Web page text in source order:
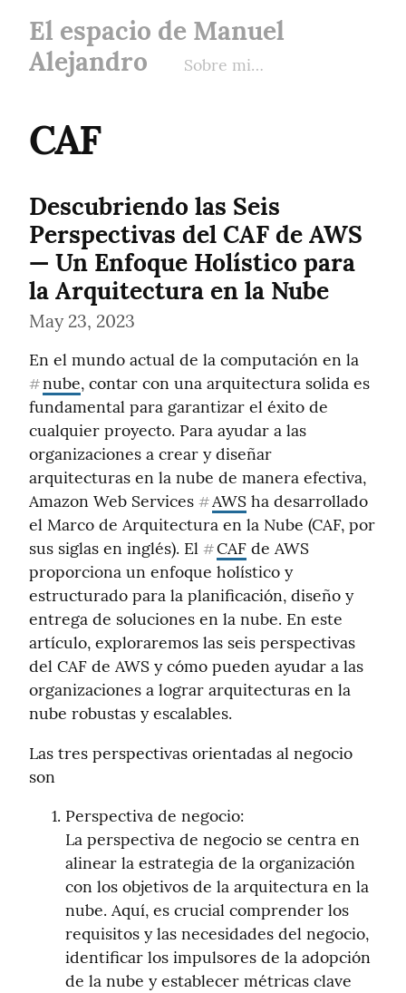
El espacio de Manuel
Alejandro
Sobre mi…
CAF
Descubriendo las Seis
Perspectivas del CAF de AWS
— Un Enfoque Holístico para
la Arquitectura en la Nube
May 23, 2023
#nube, contar con una arquitectura solida es
fundamental para garantizar el éxito de
cualquier proyecto. Para ayudar a las
organizaciones a crear y diseñar
arquitecturas en la nube de manera efectiva,
Amazon Web Services #AWS ha desarrollado
el Marco de Arquitectura en la Nube (CAF, por
sus siglas en inglés). El #CAF de AWS
proporciona un enfoque holístico y
estructurado para la planificación, diseño y
entrega de soluciones en la nube. En este
artículo, exploraremos las seis perspectivas
del CAF de AWS y cómo pueden ayudar a las
organizaciones a lograr arquitecturas en la
nube robustas y escalables.
Las tres perspectivas orientadas al negocio
son
Perspectiva de negocio:
La perspectiva de negocio se centra en
alinear la estrategia de la organización
con los objetivos de la arquitectura en la
nube. Aquí, es crucial comprender los
requisitos y las necesidades del negocio,
identificar los impulsores de la adopción
de la nube y establecer métricas clave